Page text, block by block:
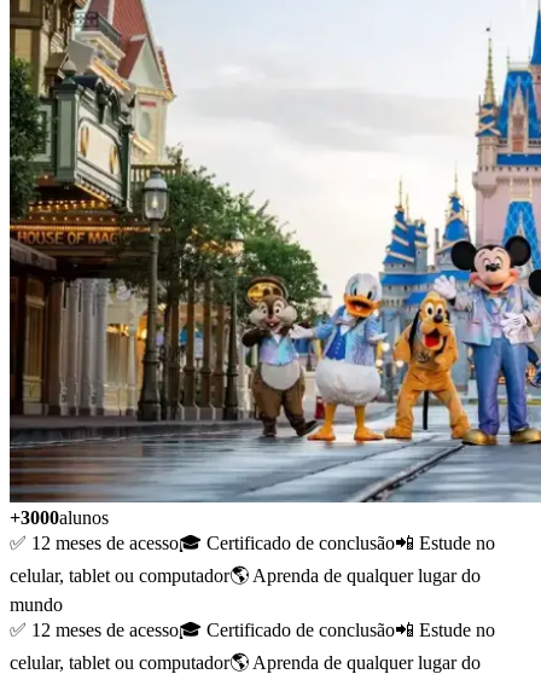
+3000alunos
✅ 12 meses de acesso🎓 Certificado de conclusão📲 Estude no
celular, tablet ou computador🌎 Aprenda de qualquer lugar do
mundo
✅ 12 meses de acesso🎓 Certificado de conclusão📲 Estude no
celular, tablet ou computador🌎 Aprenda de qualquer lugar do